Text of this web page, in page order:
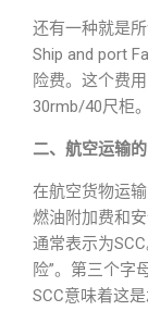
还有一种就是
Ship and port
险费。这个费
30rmb/40尺柜。
二、航空运输
在航空货物运
燃油附加费和
通常表示为
险”。第三个字
SCC意味着这